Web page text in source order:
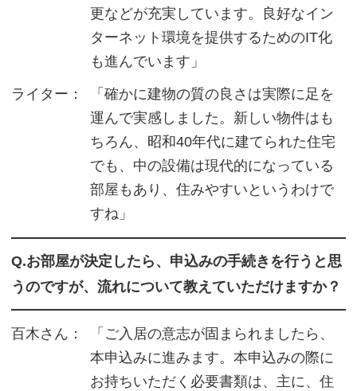
更などが充実しています。良好なイン
ターネット環境を提供するためのIT化
も進んでいます」
ライター：
「確かに建物の質の良さは実際に足を
運んで実感しました。新しい物件はも
ちろん、昭和40年代に建てられた住宅
でも、中の設備は現代的になっている
部屋もあり、住みやすいというわけで
すね」
Q.お部屋が決定したら、申込みの手続きを行うと思
うのですが、流れについて教えていただけますか？
百木さん：
「ご入居の意志が固まられましたら、
本申込みに進みます。本申込みの際に
お持ちいただく必要書類は、主に、住